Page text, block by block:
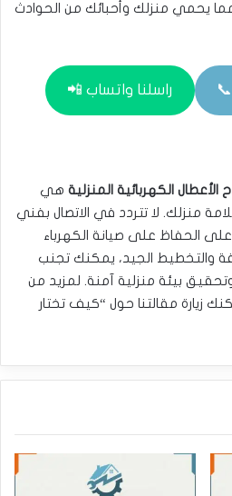
يحمي منزلك وأحبائك من الحوادث
راسلنا واتساب 📲
الكهربائية المنزلية هي
منزلك. لا تتردد في الاتصال بفني
الحفاظ على صيانة الكهرباء
والتخطيط الجيد، يمكنك تجنب
بيئة منزلية آمنة. لمزيد من
زيارة مقالتنا حول “كيف تختار